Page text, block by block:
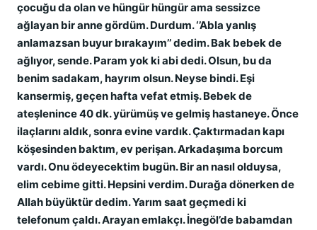
çocuğu da olan ve hüngür hüngür ama sessizce
ağlayan bir anne gördüm. Durdum. ‘’Abla yanlış
anlamazsan buyur bırakayım’’ dedim. Bak bebek de
ağlıyor, sende. Param yok ki abi dedi. Olsun, bu da
benim sadakam, hayrım olsun. Neyse bindi. Eşi
kansermiş, geçen hafta vefat etmiş. Bebek de
ateşlenince 40 dk. yürümüş ve gelmiş hastaneye. Önce
ilaçlarını aldık, sonra evine vardık. Çaktırmadan kapı
köşesinden baktım, ev perişan. Arkadaşıma borcum
vardı. Onu ödeyecektim bugün. Bir an nasıl olduysa,
elim cebime gitti. Hepsini verdim. Durağa dönerken de
Allah büyüktür dedim. Yarım saat geçmedi ki
telefonum çaldı. Arayan emlakçı. İnegöl’de babamdan